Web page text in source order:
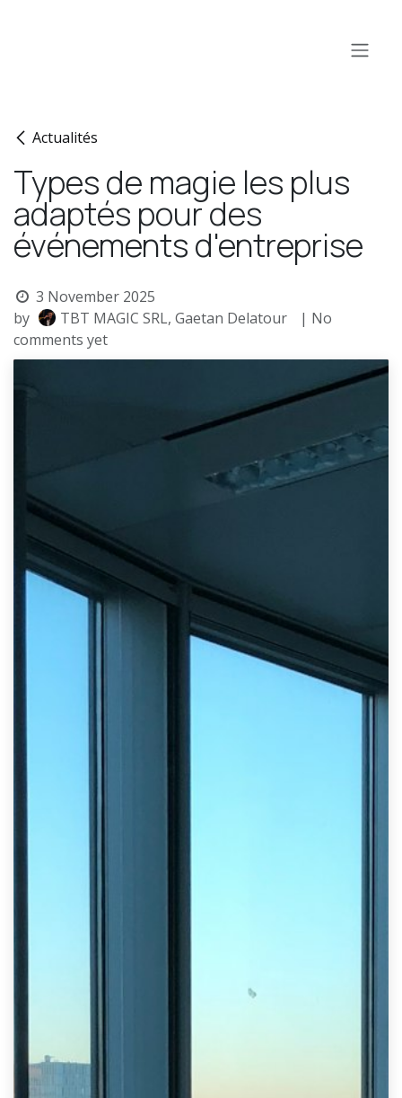
Actualités
Types de magie les plus
adaptés pour des
événements d'entreprise
3 November 2025
by
TBT MAGIC SRL, Gaetan Delatour
| No
comments yet